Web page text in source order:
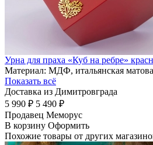
Урна для праха «Куб на ребре»
Материал: МДФ, итальянская
Показать всё
Доставка из Димитровграда
5 990 ₽ 5 490 ₽
Продавец Меморус
В корзину Оформить
Похожие товары от других